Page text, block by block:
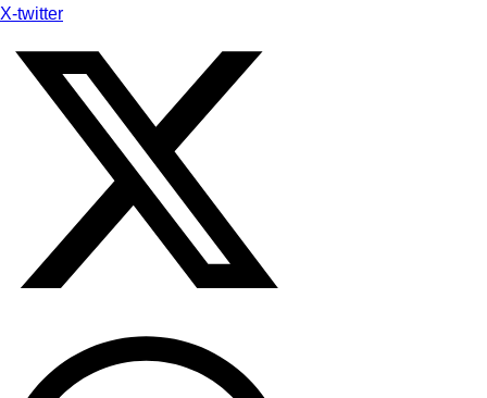
X-twitter